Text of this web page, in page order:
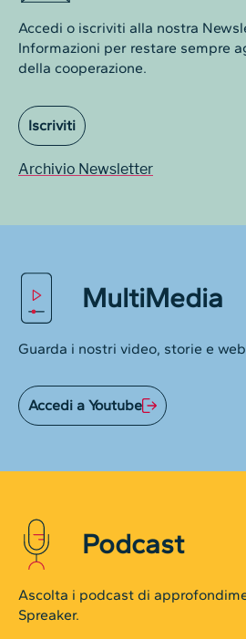
Accedi o iscriviti alla nostra
Informazioni per restare sempre
della cooperazione.
Iscriviti
Archivio Newsletter
MultiMedia
Guarda i nostri video, storie e
Accedi a Youtube
Podcast
Ascolta i podcast di
Spreaker.